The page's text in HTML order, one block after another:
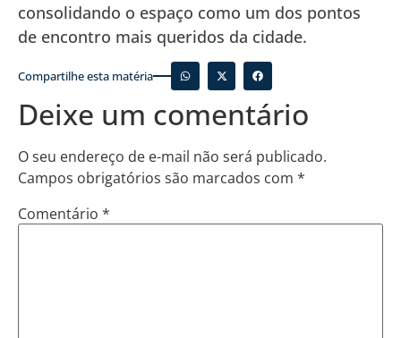
consolidando o espaço como um dos pontos
de encontro mais queridos da cidade.
Compartilhe esta matéria
Deixe um comentário
O seu endereço de e-mail não será publicado.
Campos obrigatórios são marcados com *
Comentário *